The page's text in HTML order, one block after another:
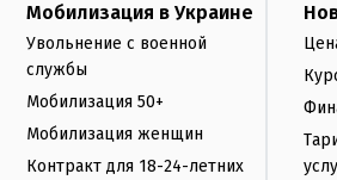
Мобилизация в Украине
Увольнение с военной
службы
Мобилизация 50+
Мобилизация женщин
Контракт для 18-24-летних